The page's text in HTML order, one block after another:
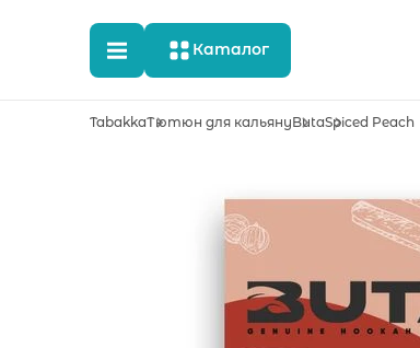
Каталог
TabakkaТютюн для кальянуButaSpiced Peach